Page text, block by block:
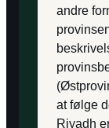
andre
at følge
Riyadh